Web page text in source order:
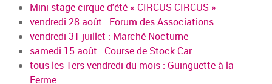
Mini-stage cirque d'été « CIRCUS-CIRCUS »
vendredi 28 août : Forum des Associations
vendredi 31 juillet : Marché Nocturne
samedi 15 août : Course de Stock Car
tous les 1ers vendredi du mois : Guinguette à la
Ferme